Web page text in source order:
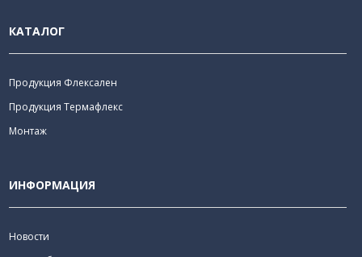
КАТАЛОГ
Продукция Флексален
Продукция Термафлекс
Монтаж
ИНФОРМАЦИЯ
Новости